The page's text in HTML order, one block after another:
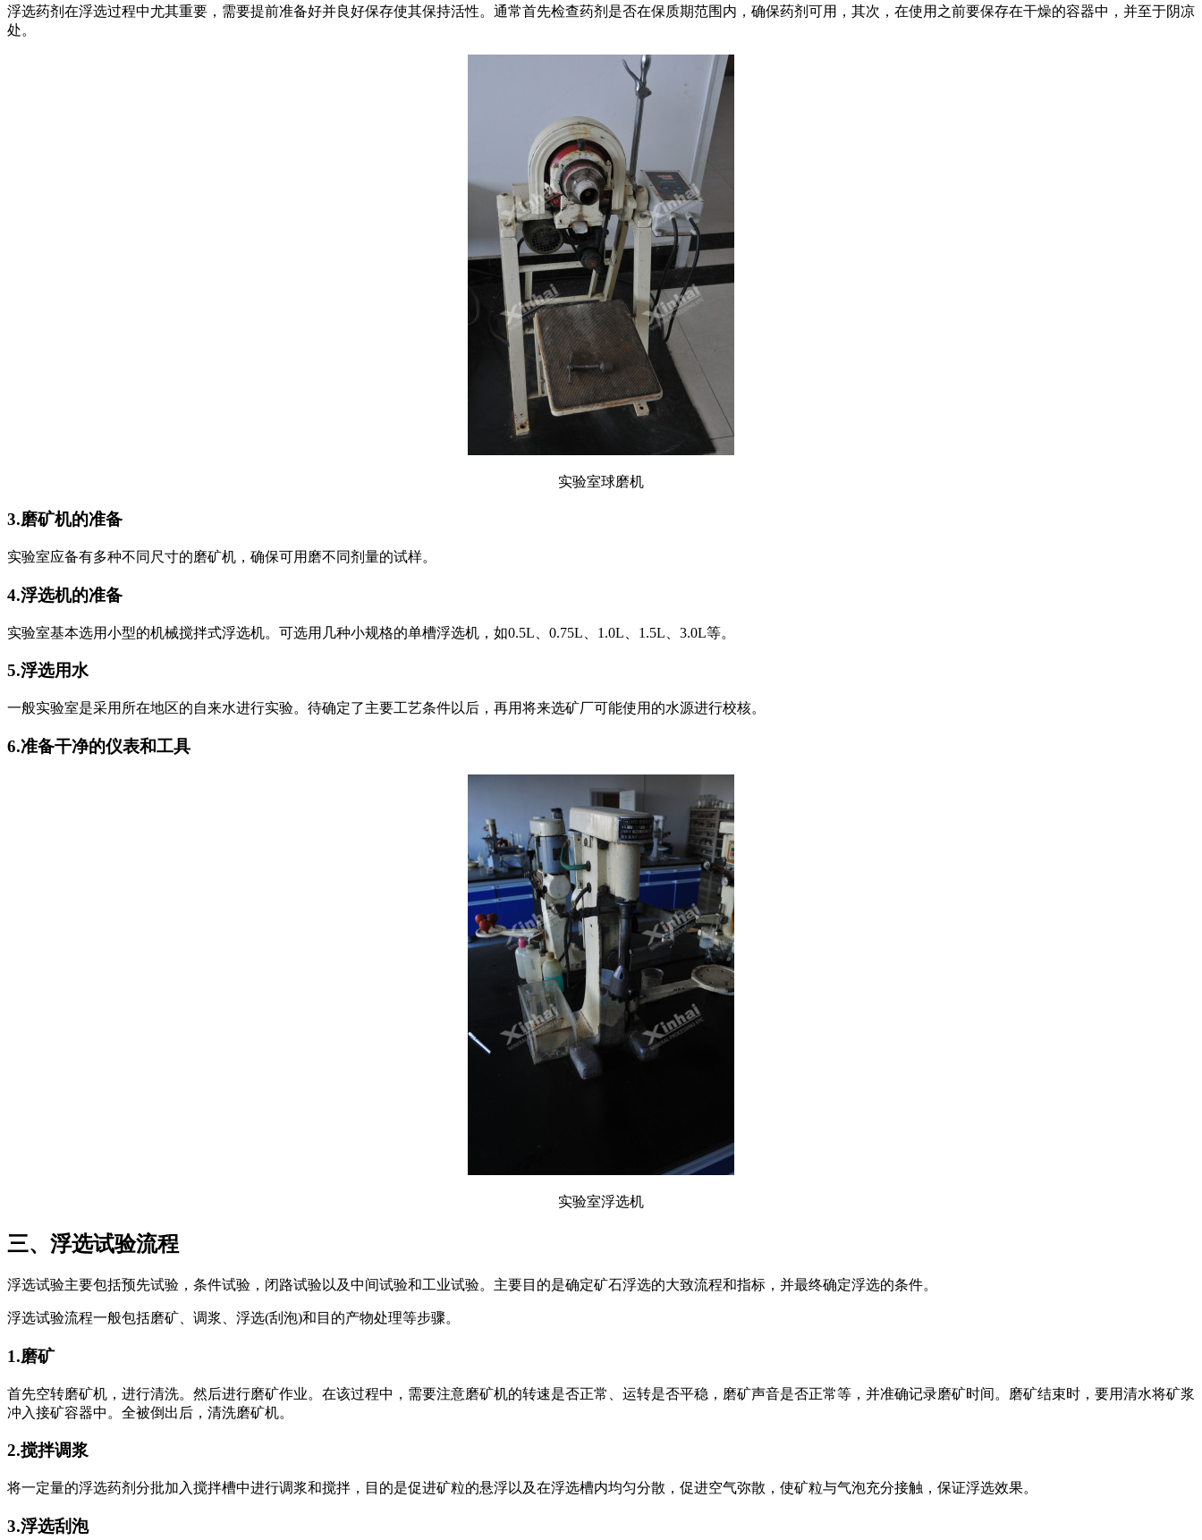
浮选药剂在浮选过程中尤其重要，需要提前准备好并良好保存使其保持活性。通常首先检查药剂是否在保质期范围内，确保药剂可用，其次，在使用之前要保存在干燥的容器中，并至于阴凉
处。
实验室球磨机
3.磨矿机的准备
实验室应备有多种不同尺寸的磨矿机，确保可用磨不同剂量的试样。
4.浮选机的准备
实验室基本选用小型的机械搅拌式浮选机。可选用几种小规格的单槽浮选机，如0.5L、0.75L、1.0L、1.5L、3.0L等。
5.浮选用水
一般实验室是采用所在地区的自来水进行实验。待确定了主要工艺条件以后，再用将来选矿厂可能使用的水源进行校核。
6.准备干净的仪表和工具
实验室浮选机
三、浮选试验流程
浮选试验主要包括预先试验，条件试验，闭路试验以及中间试验和工业试验。主要目的是确定矿石浮选的大致流程和指标，并最终确定浮选的条件。
浮选试验流程一般包括磨矿、调浆、浮选(刮泡)和目的产物处理等步骤。
1.磨矿
首先空转磨矿机，进行清洗。然后进行磨矿作业。在该过程中，需要注意磨矿机的转速是否正常、运转是否平稳，磨矿声音是否正常等，并准确记录磨矿时间。磨矿结束时，要用清水将矿浆
冲入接矿容器中。全被倒出后，清洗磨矿机。
2.搅拌调浆
将一定量的浮选药剂分批加入搅拌槽中进行调浆和搅拌，目的是促进矿粒的悬浮以及在浮选槽内均匀分散，促进空气弥散，使矿粒与气泡充分接触，保证浮选效果。
3.浮选刮泡